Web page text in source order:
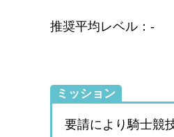
推奨平均レベル：-
ミッション
要請により騎士競